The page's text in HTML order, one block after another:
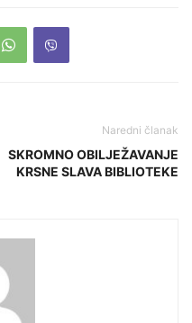
Naredni članak
SKROMNO OBILJEŽAVANJE
KRSNE SLAVA BIBLIOTEKE